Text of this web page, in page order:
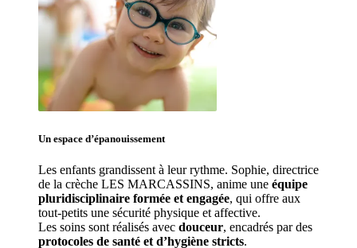
Un espace d’épanouissement
Les enfants grandissent à leur rythme. Sophie, directrice
de la crèche LES MARCASSINS, anime une équipe
pluridisciplinaire formée et engagée, qui offre aux
tout-petits une sécurité physique et affective.
Les soins sont réalisés avec douceur
protocoles de santé et d’hygiène stricts.